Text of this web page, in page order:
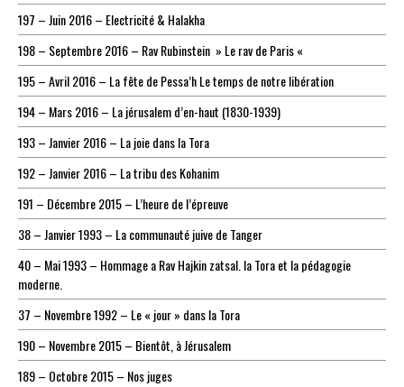
197 – Juin 2016 – Electricité & Halakha
198 – Septembre 2016 – Rav Rubinstein » Le rav de Paris «
195 – Avril 2016 – La fête de Pessa’h Le temps de notre libération
194 – Mars 2016 – La jérusalem d’en-haut (1830-1939)
193 – Janvier 2016 – La joie dans la Tora
192 – Janvier 2016 – La tribu des Kohanim
191 – Décembre 2015 – L’heure de l’épreuve
38 – Janvier 1993 – La communauté juive de Tanger
40 – Mai 1993 – Hommage a Rav Hajkin zatsal. la Tora et la pédagogie
moderne.
37 – Novembre 1992 – Le « jour » dans la Tora
190 – Novembre 2015 – Bientôt, à Jérusalem
189 – Octobre 2015 – Nos juges